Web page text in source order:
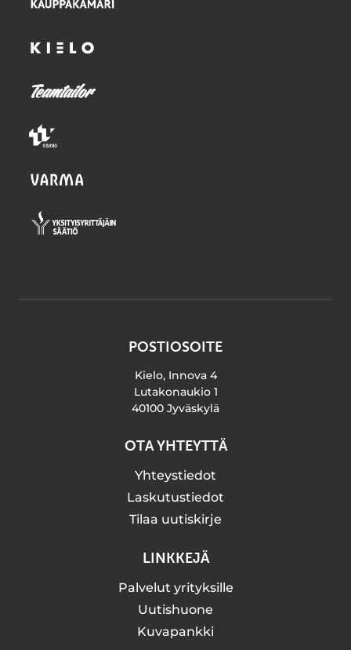
POSTIOSOITE
Kielo, Innova 4
Lutakonaukio 1
40100 Jyväskylä
OTA YHTEYTTÄ
Yhteystiedot
Laskutustiedot
Tilaa uutiskirje
LINKKEJÄ
Palvelut yrityksille
Uutishuone
Kuvapankki